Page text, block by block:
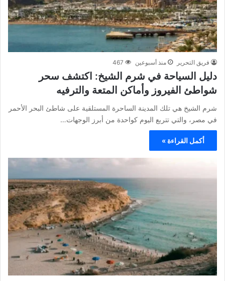
فريق التحرير منذ أسبوعين 467
دليل السياحة في شرم الشيخ: اكتشف سحر
شواطئ الفيروز وأماكن المتعة والترفيه
شرم الشيخ هي تلك المدينة الساحرة المستلقية على شاطئ البحر الأحمر
في مصر، والتي تتربع اليوم كواحدة من أبرز الوجهات…
أكمل القراءة »